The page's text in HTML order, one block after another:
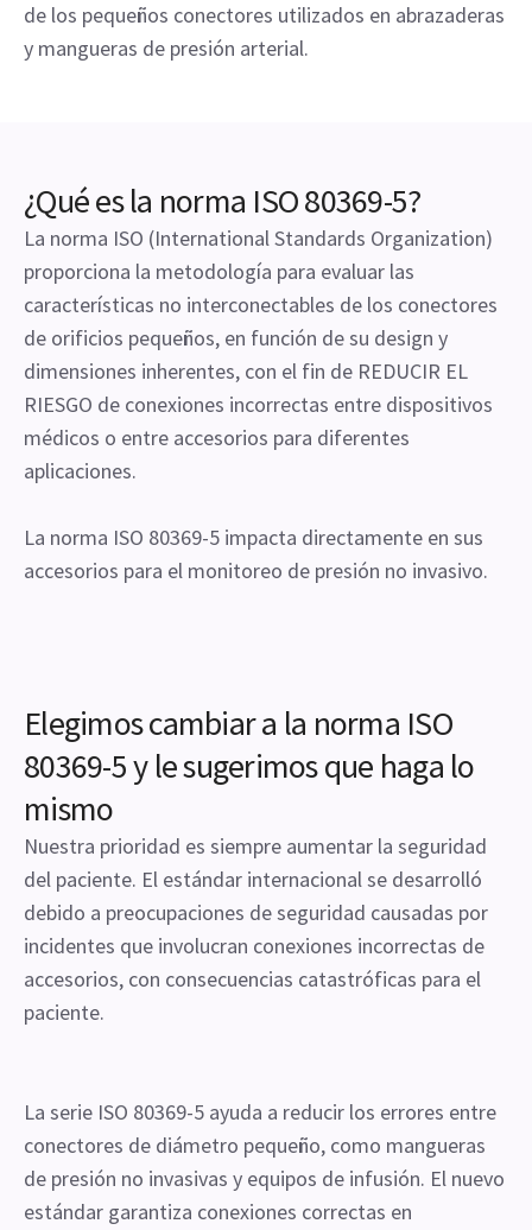
de los pequeños conectores utilizados en abrazaderas
y mangueras de presión arterial.
¿Qué es la norma ISO 80369-5?
La norma ISO (International Standards Organization)
proporciona la metodología para evaluar las
características no interconectables de los conectores
de orificios pequeños, en función de su design y
dimensiones inherentes, con el fin de REDUCIR EL
RIESGO de conexiones incorrectas entre dispositivos
médicos o entre accesorios para diferentes
aplicaciones.
La norma ISO 80369-5 impacta directamente en sus
accesorios para el monitoreo de presión no invasivo.
Elegimos cambiar a la norma ISO
80369-5 y le sugerimos que haga lo
mismo
Nuestra prioridad es siempre aumentar la seguridad
del paciente. El estándar internacional se desarrolló
debido a preocupaciones de seguridad causadas por
incidentes que involucran conexiones incorrectas de
accesorios, con consecuencias catastróficas para el
paciente.
La serie ISO 80369-5 ayuda a reducir los errores entre
conectores de diámetro pequeño, como mangueras
de presión no invasivas y equipos de infusión. El nuevo
estándar garantiza conexiones correctas en